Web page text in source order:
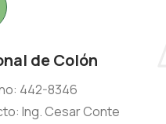
de Colón
442-8346
Ing. Cesar Conte